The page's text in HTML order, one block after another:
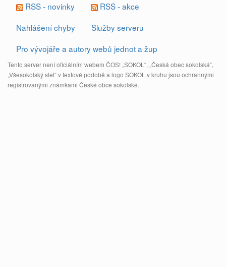
RSS - novinky
RSS - akce
Nahlášení chyby
Služby serveru
Pro vývojáře a autory webů jednot a žup
Tento server není oficiálním webem ČOS! „SOKOL“, „Česká obec sokolská“,
„Všesokolský slet“ v textové podobě a logo SOKOL v kruhu jsou ochrannými
registrovanými známkami České obce sokolské.